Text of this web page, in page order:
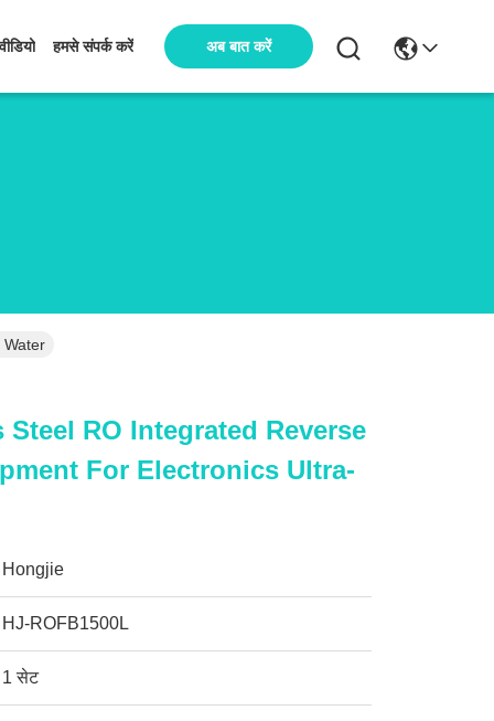
वीडियो हमसे संपर्क करें अब बात करें
Steel RO Integrated Reverse
For Electronics Ultra-
Hongjie
HJ-ROFB1500L
1 सेट